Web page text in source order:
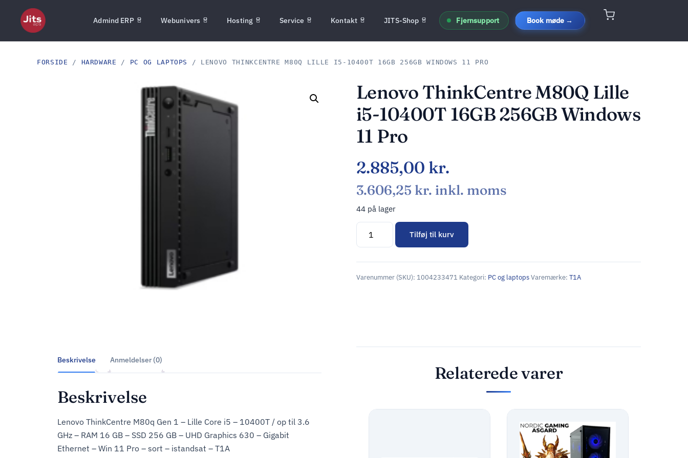
Admind ERP Webunivers Hosting Service Kontakt JITS-Shop Fjernsupport Book møde →
FORSIDE / HARDWARE / PC OG LAPTOPS / LENOVO THINKCENTRE M80Q LILLE I5-10400T 16GB 256GB WINDOWS 11 PRO
Lenovo ThinkCentre M80Q Lille
i5-10400T 16GB 256GB Windows
11 Pro
2.885,00 kr.
3.606,25 kr. inkl. moms
44 på lager
Tilføj til kurv
Alternative:
Varenummer (SKU): 1004233471 Kategori: PC og laptopsVaremærke: T1A
Beskrivelse Anmeldelser (0)
Beskrivelse
Lenovo ThinkCentre M80q Gen 1 – Lille Core i5 – 10400T / op til 3.6
GHz – RAM 16 GB – SSD 256 GB – UHD Graphics 630 – Gigabit
Ethernet – Win 11 Pro – sort – istandsat – T1A
Relaterede varer